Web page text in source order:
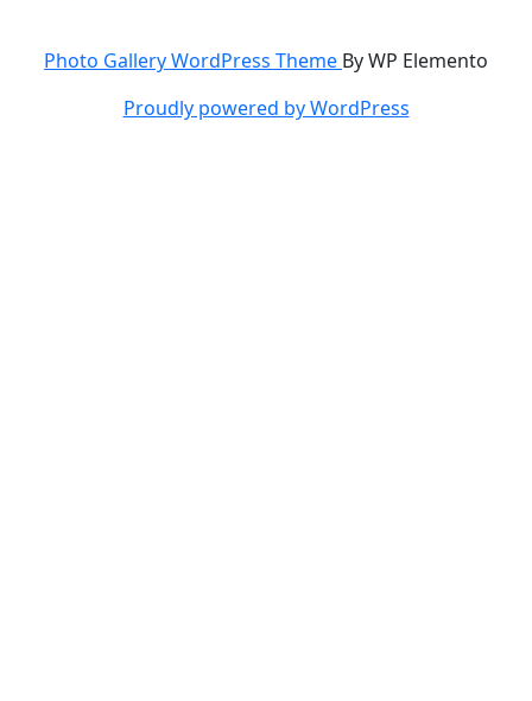
Photo Gallery WordPress Theme By WP Elemento
Proudly powered by WordPress